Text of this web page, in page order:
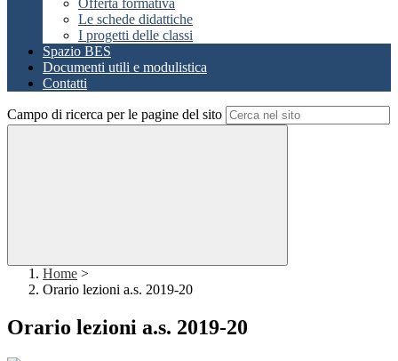
Offerta formativa
Le schede didattiche
I progetti delle classi
Spazio BES
Documenti utili e modulistica
Contatti
Campo di ricerca per le pagine del sito
Home >
Orario lezioni a.s. 2019-20
Orario lezioni a.s. 2019-20